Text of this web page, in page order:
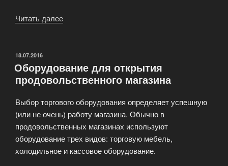
Читать далее
нижнего
белья»
ОПУБЛИКОВАНО
18.07.2016
Оборудование для открытия
продовольственного магазина
Выбор торгового оборудования определяет успешную
(или не очень) работу магазина. Обычно в
продовольственных магазинах используют
оборудование трех видов: торговую мебель,
холодильное и кассовое оборудование.